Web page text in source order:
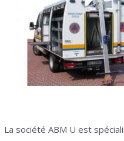
La société ABM U est